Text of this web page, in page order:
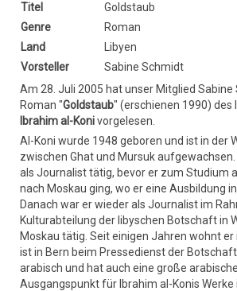
Titel
Goldstaub
Genre
Roman
Land
Libyen
Vorsteller
Sabine Schmidt
Am 28. Juli 2005 hat unser Mitglied
Roman "Goldstaub" (erschienen 1990) des
Ibrahim al-Konivorgelesen.
Al-Koni wurde 1948 geboren und ist in der
zwischen Ghat und Mursuk
als Journalist tätig, bevor er zum Studium
nach Moskau ging, wo er eine Ausbildung
Danach war er wieder als Journalist im
Kulturabteilung der libyschen Botschaft in
Moskau tätig. Seit einigen Jahren wohnt er
ist in Bern beim Pressedienst der
arabisch und hat auch eine große
Ausgangspunkt für Ibrahim al-Konis